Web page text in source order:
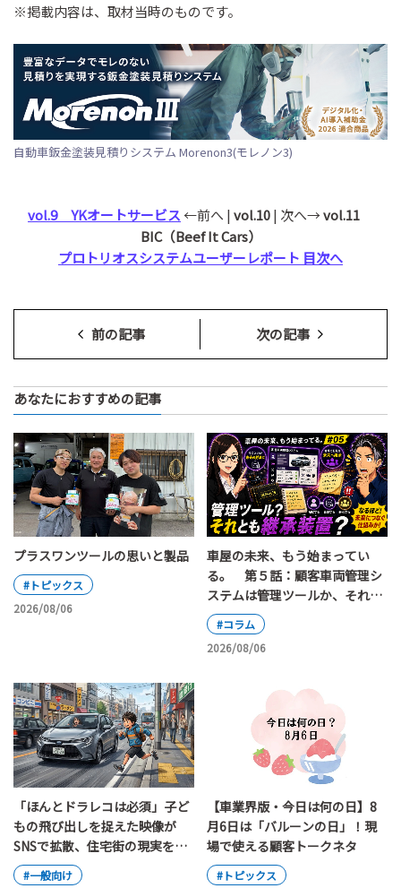
※掲載内容は、取材当時のものです。
自動車鈑金塗装見積りシステム Morenon3(モレノン3)
vol.9 YKオートサービス←前へ | vol.10| 次へ→vol.11
BIC（Beef It Cars）
プロトリオスシステムユーザーレポート 目次へ
前の記事 次の記事
あなたにおすすめの記事
プラスワンツールの思いと製品
#トピックス
2026/08/06
車屋の未来、もう始まってい
る。 第５話：顧客車両管理シ
ステムは管理ツールか、それと
も継承装置か
#コラム
2026/08/06
「ほんとドラレコは必須」子ど
もの飛び出しを捉えた映像が
SNSで拡散、住宅街の現実を映
し出す
#一般向け
【車業界版・今日は何の日】8
月6日は「バルーンの日」！現
場で使える顧客トークネタ
#トピックス